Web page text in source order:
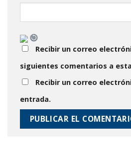
Recibir un correo
siguientes comentarios a
Recibir un correo
entrada.